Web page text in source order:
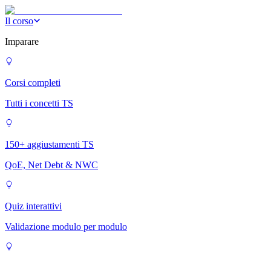
Il corso
Imparare
Corsi completi
Tutti i concetti TS
150+ aggiustamenti TS
QoE, Net Debt & NWC
Quiz interattivi
Validazione modulo per modulo